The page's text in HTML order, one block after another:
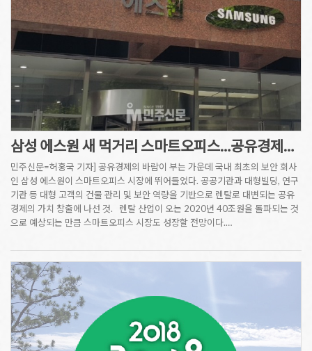
삼성 에스원 새 먹거리 스마트오피스…공유경제…
민주신문=허홍국 기자] 공유경제의 바람이 부는 가운데 국내 최초의 보안 회사
인 삼성 에스원이 스마트오피스 시장에 뛰어들었다. 공공기관과 대형빌딩, 연구
기관 등 대형 고객의 건물 관리 및 보안 역량을 기반으로 렌탈로 대변되는 공유
경제의 가치 창출에 나선 것. 렌탈 산업이 오는 2020년 40조원을 돌파되는 것
으로 예상되는 만큼 스마트오피스 시장도 성장할 전망이다.…